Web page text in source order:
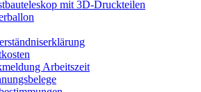
mit 3D-Druckteilen
Arbeitszeit